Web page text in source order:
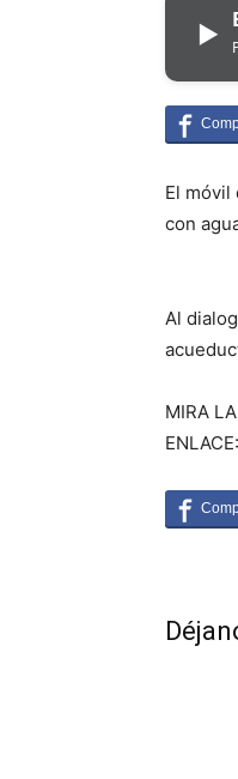
▶
El
con
Al
MIRA
ENLACE: